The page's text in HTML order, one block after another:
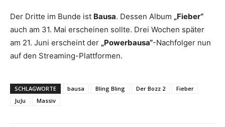
Der Dritte im Bunde ist Bausa. Dessen Album „Fieber“
auch am 31. Mai erscheinen sollte. Drei Wochen später
am 21. Juni erscheint der „Powerbausa“-Nachfolger nun
auf den Streaming-Plattformen.
SCHLAGWORTE bausa Bling Bling Der Bozz 2
Fieber
JuJu
Massiv